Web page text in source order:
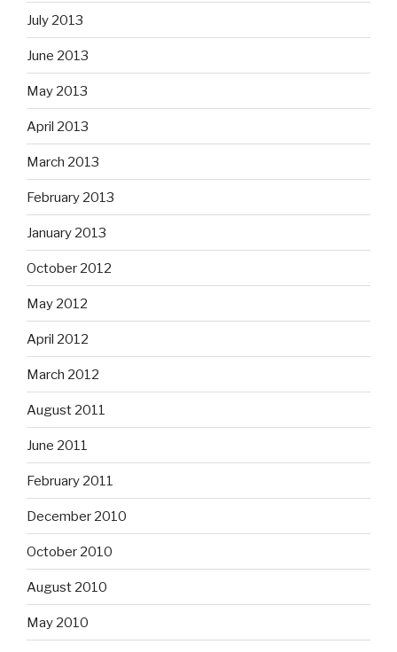
July 2013
June 2013
May 2013
April 2013
March 2013
February 2013
January 2013
October 2012
May 2012
April 2012
March 2012
August 2011
June 2011
February 2011
December 2010
October 2010
August 2010
May 2010